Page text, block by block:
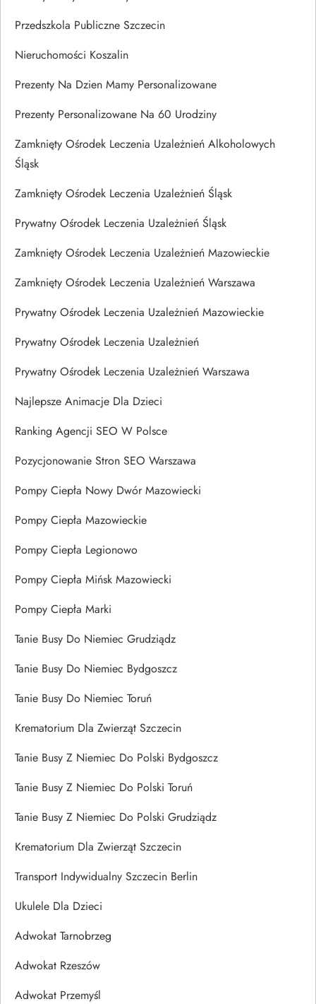
Przedszkola Publiczne Szczecin
Nieruchomości Koszalin
Prezenty Na Dzien Mamy Personalizowane
Prezenty Personalizowane Na 60 Urodziny
Zamknięty Ośrodek Leczenia Uzależnień Alkoholowych
Śląsk
Zamknięty Ośrodek Leczenia Uzależnień Śląsk
Prywatny Ośrodek Leczenia Uzależnień Śląsk
Zamknięty Ośrodek Leczenia Uzależnień Mazowieckie
Zamknięty Ośrodek Leczenia Uzależnień Warszawa
Prywatny Ośrodek Leczenia Uzależnień Mazowieckie
Prywatny Ośrodek Leczenia Uzależnień
Prywatny Ośrodek Leczenia Uzależnień Warszawa
Najlepsze Animacje Dla Dzieci
Ranking Agencji SEO W Polsce
Pozycjonowanie Stron SEO Warszawa
Pompy Ciepła Nowy Dwór Mazowiecki
Pompy Ciepła Mazowieckie
Pompy Ciepła Legionowo
Pompy Ciepła Mińsk Mazowiecki
Pompy Ciepła Marki
Tanie Busy Do Niemiec Grudziądz
Tanie Busy Do Niemiec Bydgoszcz
Tanie Busy Do Niemiec Toruń
Krematorium Dla Zwierząt Szczecin
Tanie Busy Z Niemiec Do Polski Bydgoszcz
Tanie Busy Z Niemiec Do Polski Toruń
Tanie Busy Z Niemiec Do Polski Grudziądz
Krematorium Dla Zwierząt Szczecin
Transport Indywidualny Szczecin Berlin
Ukulele Dla Dzieci
Adwokat Tarnobrzeg
Adwokat Rzeszów
Adwokat Przemyśl